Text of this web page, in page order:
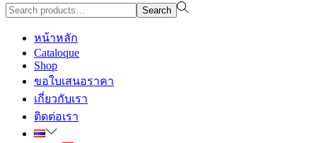
Search
for:>
Search
หน้าหลัก
Cataloque
Shop
ขอใบเสนอราคา
เกี่ยวกับเรา
ติดต่อเรา